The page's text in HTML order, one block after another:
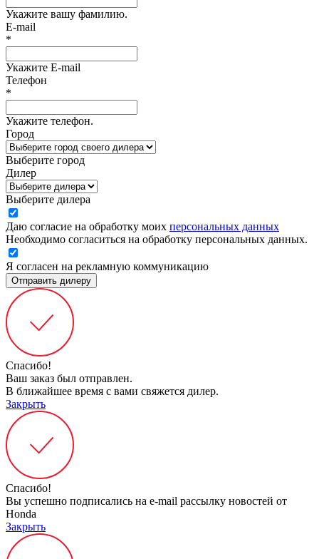
Укажите вашу фамилию.
E-mail
*
Укажите E-mail
Телефон
*
Укажите телефон.
Город
Выберите город
Дилер
Выберите дилера
Даю согласие на обработку моих персональных данных
Необходимо согласиться на обработку персональных данных.
Я согласен на рекламную коммуникацию
Отправить дилеру
Спасибо!
Ваш заказ был отправлен.
В ближайшее время с вами свяжется дилер.
Закрыть
Спасибо!
Вы успешно подписались на e-mail рассылку новостей от
Honda
Закрыть